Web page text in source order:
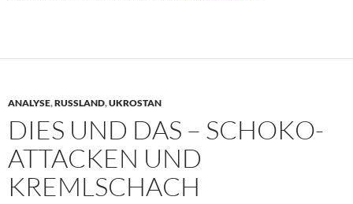
ANALYSE,RUSSLAND,UKROSTAN
DIES UND DAS – SCHOKO-
ATTACKEN UND
KREMLSCHACH